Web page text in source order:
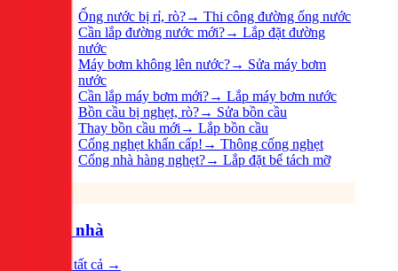
Ống nước bị rỉ, rò?→ Thi công đường ống nước
Cần lắp đường nước mới?→ Lắp đặt đường
nước
Máy bơm không lên nước?→ Sửa máy bơm
nước
Cần lắp máy bơm mới?→ Lắp máy bơm nước
Bồn cầu bị nghẹt, rò?→ Sửa bồn cầu
Thay bồn cầu mới → Lắp bồn cầu
Cống nghẹt khẩn cấp! → Thông cống nghẹt
Cống nhà hàng nghẹt?→ Lắp đặt bể tách mỡ
Sửa nhà
Xem tất cả →